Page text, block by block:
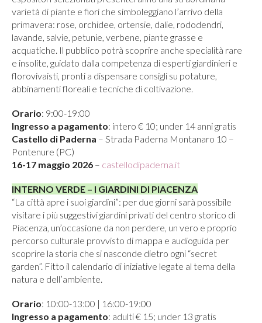
varietà di piante e fiori che simboleggiano l’arrivo della
primavera: rose, orchidee, ortensie, dalie, rododendri,
lavande, salvie, petunie, verbene, piante grasse e
acquatiche. Il pubblico potrà scoprire anche specialità rare
e insolite, guidato dalla competenza di esperti giardinieri e
florovivaisti, pronti a dispensare consigli su potature,
abbinamenti floreali e tecniche di coltivazione.
Orario: 9:00-19:00
Ingresso a pagamento: intero € 10; under 14 anni gratis
Castello di Paderna – Strada Paderna Montanaro 10 –
Pontenure (PC)
16-17 maggio 2026 – castellodipaderna.it
INTERNO VERDE – I GIARDINI DI PIACENZA
“La città apre i suoi giardini”: per due giorni sarà possibile
visitare i più suggestivi giardini privati del centro storico di
Piacenza, un’occasione da non perdere, un vero e proprio
percorso culturale provvisto di mappa e audioguida per
scoprire la storia che si nasconde dietro ogni “secret
garden”. Fitto il calendario di iniziative legate al tema della
natura e dell’ambiente.
Orario: 10:00-13:00 | 16:00-19:00
Ingresso a pagamento: adulti € 15; under 13 gratis